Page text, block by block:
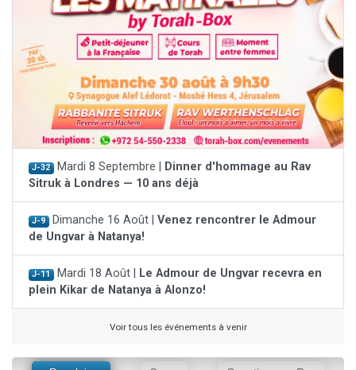
J-32 Mardi 8 Septembre | Dinner d'hommage au Rav
Sitruk à Londres — 10 ans déjà
J-9 Dimanche 16 Août | Venez rencontrer le Admour
de Ungvar à Natanya!
J-11 Mardi 18 Août | Le Admour de Ungvar recevra en
plein Kikar de Natanya à Alonzo!
Voir tous les événements à venir